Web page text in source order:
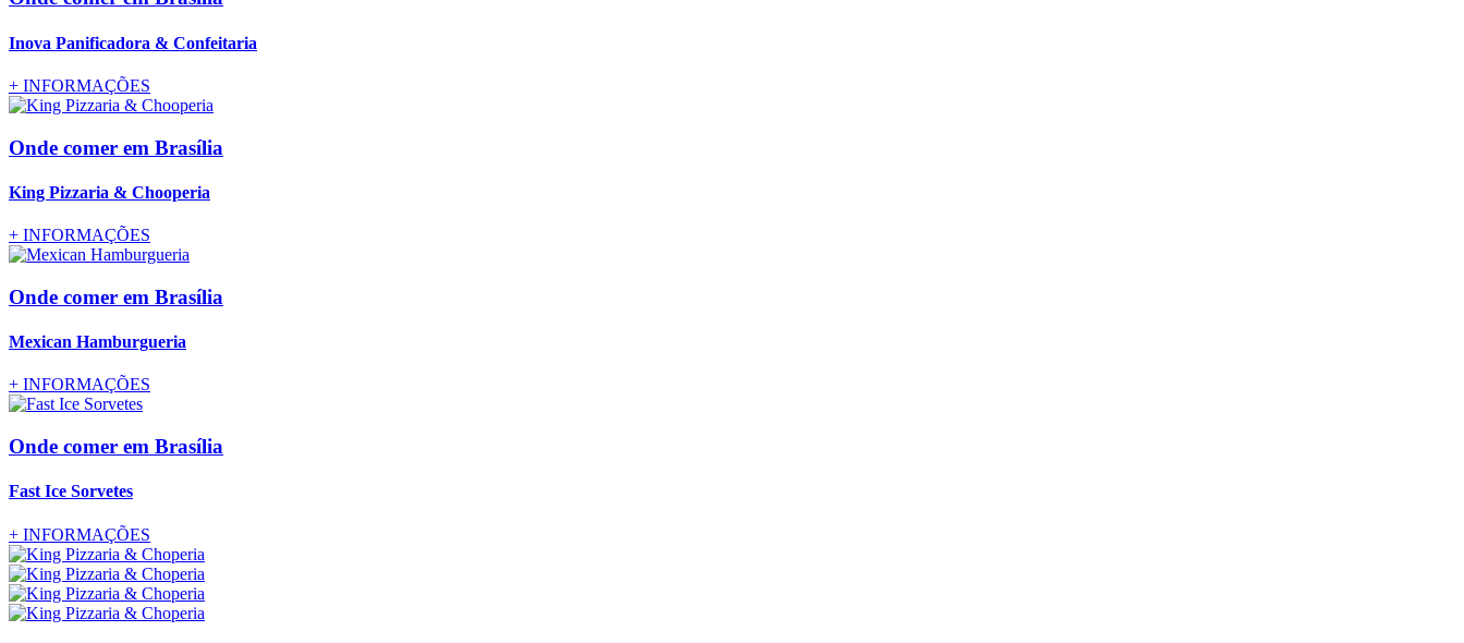
Inova Panificadora & Confeitaria
+ INFORMAÇÕES
Onde comer em Brasília
King Pizzaria & Chooperia
+ INFORMAÇÕES
Onde comer em Brasília
Mexican Hamburgueria
+ INFORMAÇÕES
Onde comer em Brasília
Fast Ice Sorvetes
+ INFORMAÇÕES